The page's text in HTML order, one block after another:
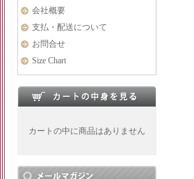
会社概要
支払・配送について
お問合せ
Size Chart
カートの中に商品はありません